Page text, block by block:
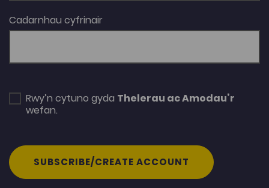
Cadarnhau cyfrinair
Rwy’n cytuno gyda Thelerau ac Amodau’r
wefan.
SUBSCRIBE/CREATE ACCOUNT